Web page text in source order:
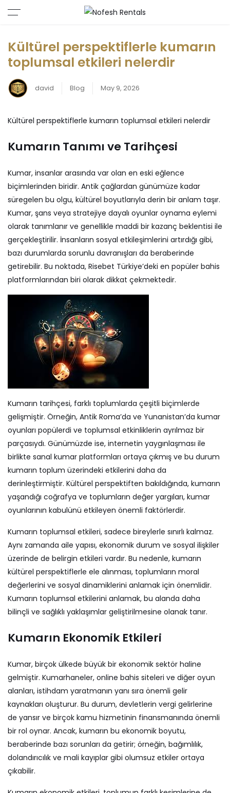
Kültürel perspektiflerle kumarın
toplumsal etkileri nelerdir
david Blog May 9, 2026
Kültürel perspektiflerle kumarın toplumsal etkileri nelerdir
Kumarın Tanımı ve Tarihçesi
Kumar, insanlar arasında var olan en eski eğlence
biçimlerinden biridir. Antik çağlardan günümüze kadar
süregelen bu olgu, kültürel boyutlarıyla derin bir anlam taşır.
Kumar, şans veya stratejiye dayalı oyunlar oynama eylemi
olarak tanımlanır ve genellikle maddi bir kazanç beklentisi ile
gerçekleştirilir. İnsanların sosyal etkileşimlerini artırdığı gibi,
bazı durumlarda sorunlu davranışları da beraberinde
getirebilir. Bu noktada, Risebet Türkiye’deki en popüler bahis
platformlarından biri olarak dikkat çekmektedir.
Kumarın tarihçesi, farklı toplumlarda çeşitli biçimlerde
gelişmiştir. Örneğin, Antik Roma’da ve Yunanistan’da kumar
oyunları popülerdi ve toplumsal etkinliklerin ayrılmaz bir
parçasıydı. Günümüzde ise, internetin yaygınlaşması ile
birlikte sanal kumar platformları ortaya çıkmış ve bu durum
kumarın toplum üzerindeki etkilerini daha da
derinleştirmiştir. Kültürel perspektiften bakıldığında, kumarın
yaşandığı coğrafya ve toplumların değer yargıları, kumar
oyunlarının kabulünü etkileyen önemli faktörlerdir.
Kumarın toplumsal etkileri, sadece bireylerle sınırlı kalmaz.
Aynı zamanda aile yapısı, ekonomik durum ve sosyal ilişkiler
üzerinde de belirgin etkileri vardır. Bu nedenle, kumarın
kültürel perspektiflerle ele alınması, toplumların moral
değerlerini ve sosyal dinamiklerini anlamak için önemlidir.
Kumarın toplumsal etkilerini anlamak, bu alanda daha
bilinçli ve sağlıklı yaklaşımlar geliştirilmesine olanak tanır.
Kumarın Ekonomik Etkileri
Kumar, birçok ülkede büyük bir ekonomik sektör haline
gelmiştir. Kumarhaneler, online bahis siteleri ve diğer oyun
alanları, istihdam yaratmanın yanı sıra önemli gelir
kaynakları oluşturur. Bu durum, devletlerin vergi gelirlerine
de yansır ve birçok kamu hizmetinin finansmanında önemli
bir rol oynar. Ancak, kumarın bu ekonomik boyutu,
beraberinde bazı sorunları da getirir; örneğin, bağımlılık,
dolandırıcılık ve mali kayıplar gibi olumsuz etkiler ortaya
çıkabilir.